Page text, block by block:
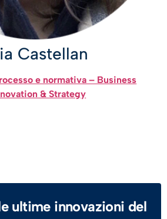
Castellan
e normativa – Business
& Strategy
ultime innovazioni del